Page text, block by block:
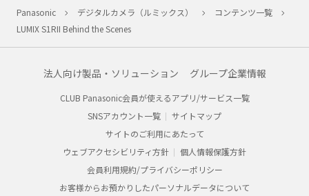
Panasonic デジタルカメラ（ルミックス）
コンテンツ一覧
LUMIX S1RII Behind the Scenes
法人向け製品・ソリューション グループ企業情報
CLUB Panasonic会員が使えるアプリ/サービス一覧
SNSアカウント一覧
サイトマップ
サイトのご利用にあたって
ウェブアクセシビリティ方針
個人情報保護方針
会員利用規約/プライバシーポリシー
お客様からお預かりしたパーソナルデータについて